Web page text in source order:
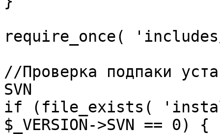
require_once(
//Проверка подпаки
SVN
if (file_exists(
$_VERSION->SVN == 0) {